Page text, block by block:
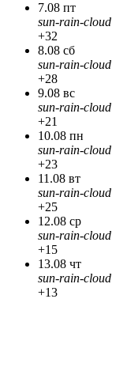
7.08 пт
sun-rain-cloud
+32
8.08 сб
sun-rain-cloud
+28
9.08 вс
sun-rain-cloud
+21
10.08 пн
sun-rain-cloud
+23
11.08 вт
sun-rain-cloud
+25
12.08 ср
sun-rain-cloud
+15
13.08 чт
sun-rain-cloud
+13